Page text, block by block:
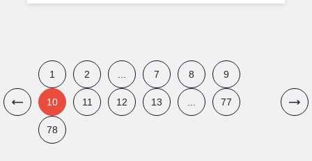
1 2 7 8 9
10 11 12 13 77
78